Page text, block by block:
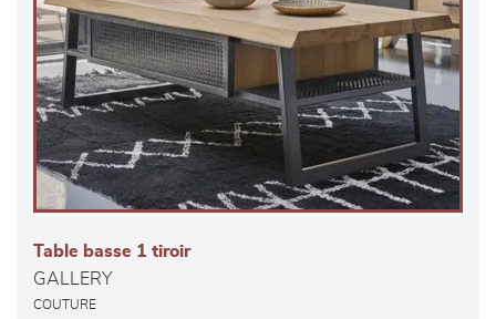
Table basse 1 tiroir
GALLERY
COUTURE